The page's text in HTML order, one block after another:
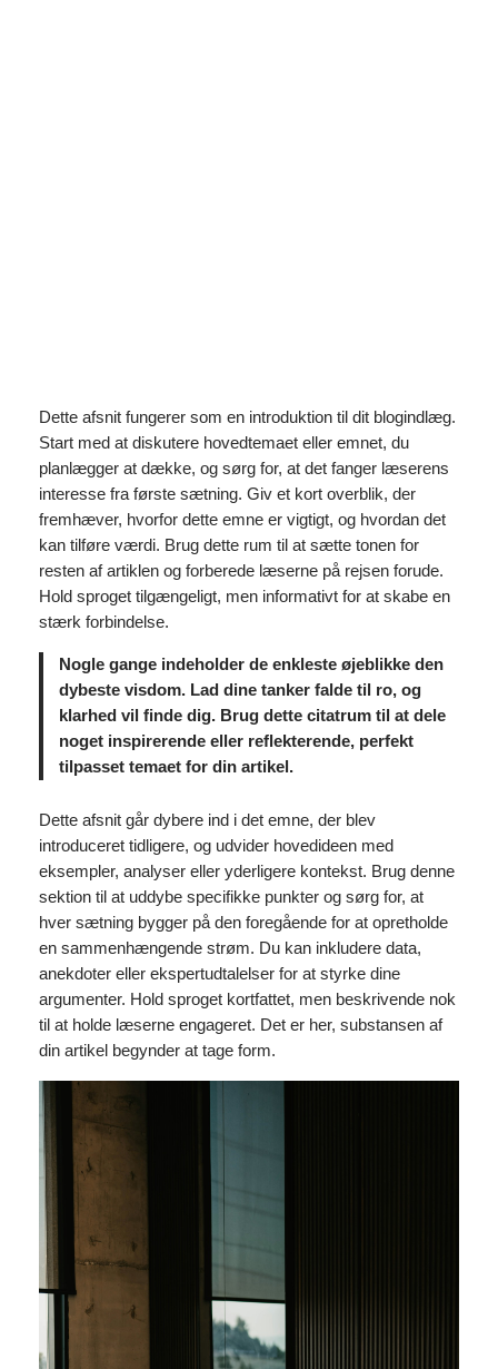
Dette afsnit fungerer som en introduktion til dit blogindlæg.
Start med at diskutere hovedtemaet eller emnet, du
planlægger at dække, og sørg for, at det fanger læserens
interesse fra første sætning. Giv et kort overblik, der
fremhæver, hvorfor dette emne er vigtigt, og hvordan det
kan tilføre værdi. Brug dette rum til at sætte tonen for
resten af artiklen og forberede læserne på rejsen forude.
Hold sproget tilgængeligt, men informativt for at skabe en
stærk forbindelse.
Nogle gange indeholder de enkleste øjeblikke den
dybeste visdom. Lad dine tanker falde til ro, og
klarhed vil finde dig. Brug dette citatrum til at dele
noget inspirerende eller reflekterende, perfekt
tilpasset temaet for din artikel.
Dette afsnit går dybere ind i det emne, der blev
introduceret tidligere, og udvider hovedideen med
eksempler, analyser eller yderligere kontekst. Brug denne
sektion til at uddybe specifikke punkter og sørg for, at
hver sætning bygger på den foregående for at opretholde
en sammenhængende strøm. Du kan inkludere data,
anekdoter eller ekspertudtalelser for at styrke dine
argumenter. Hold sproget kortfattet, men beskrivende nok
til at holde læserne engageret. Det er her, substansen af
din artikel begynder at tage form.